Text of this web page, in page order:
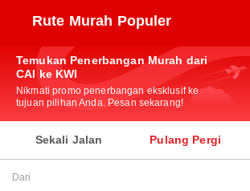
Rute Murah Populer
Temukan Penerbangan Murah dari
CAI ke KWI
Nikmati promo penerbangan eksklusif ke
tujuan pilihan Anda. Pesan sekarang!
Sekali Jalan Pulang Pergi
Dari